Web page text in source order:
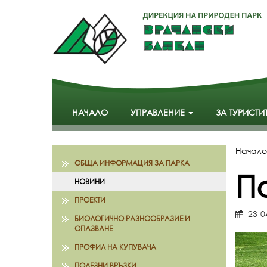
НАЧАЛО УПРАВЛЕНИЕ ЗА
ОБЩА ИНФОРМАЦИЯ ЗА ПАРКА
НОВИНИ
ПРОЕКТИ
БИОЛОГИЧНО РАЗНООБРАЗИЕ И
ОПАЗВАНЕ
ПРОФИЛ НА КУПУВАЧА
Начало
23-